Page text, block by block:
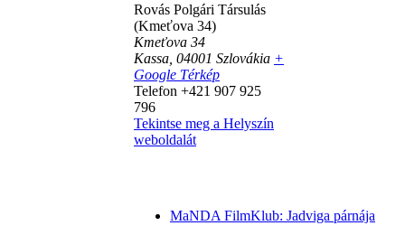
Rovás Polgári Társulás
(Kmeťova 34)
Kmeťova 34
Kassa 04001 Szlovákia +
Google Térkép
Telefon +421 907 925
796
Tekintse meg a Helyszín
weboldalát
MaNDA FilmKlub: Jadviga párnája